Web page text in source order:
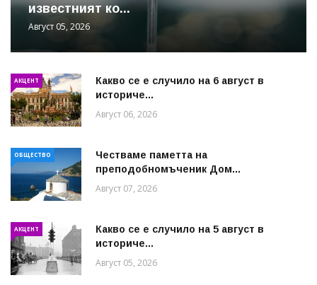
известният ко...
Август 05, 2026
АКЦЕНТ
Какво се е случило на 6 август в
историче...
Август 06, 2026
ОБЩЕСТВО
Честваме паметта на
преподобномъченик Дом...
Август 07, 2026
АКЦЕНТ
Какво се е случило на 5 август в
историче...
Август 05, 2026